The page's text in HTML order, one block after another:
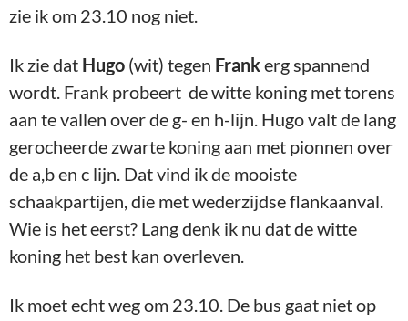
zie ik om 23.10 nog niet.
Ik zie dat Hugo (wit) tegen Frankerg spannend
wordt. Frank probeert de witte koning met torens
aan te vallen over de g- en h-lijn. Hugo valt de lang
gerocheerde zwarte koning aan met pionnen over
de a,b en c lijn. Dat vind ik de mooiste
schaakpartijen, die met wederzijdse flankaanval.
Wie is het eerst? Lang denk ik nu dat de witte
koning het best kan overleven.
Ik moet echt weg om 23.10. De bus gaat niet op